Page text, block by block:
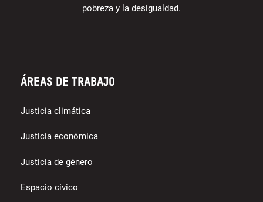
pobreza y la desigualdad.
Áreas de trabajo
Justicia climática
Justicia económica
Justicia de género
Espacio cívico